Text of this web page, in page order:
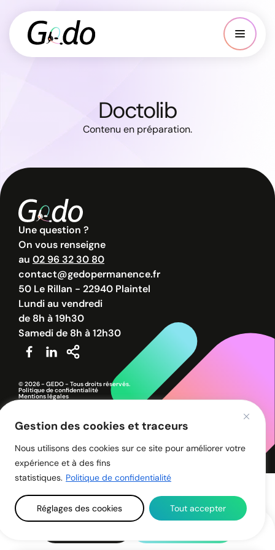
Gestion des cookies et traceurs
Nous utilisons des cookies sur ce site pour améliorer votre
expérience et à des fins
statistiques. Politique de confidentialité
Réglages des cookies Tout accepter
Doctolib
Contenu en préparation.
Une question ?
On vous renseigne
au 02 96 32 30 80
contact@gedopermanence.fr
50 Le Rillan - 22940 Plaintel
Lundi au vendredi
de 8h à 19h30
Samedi de 8h à 12h30
© 2026 - GEDO - Tous droits réservés.
Politique de confidentialité
Mentions légales